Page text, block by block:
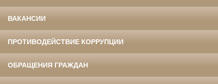
ВАКАНСИИ
ПРОТИВОДЕЙСТВИЕ КОРРУПЦИИ
ОБРАЩЕНИЯ ГРАЖДАН